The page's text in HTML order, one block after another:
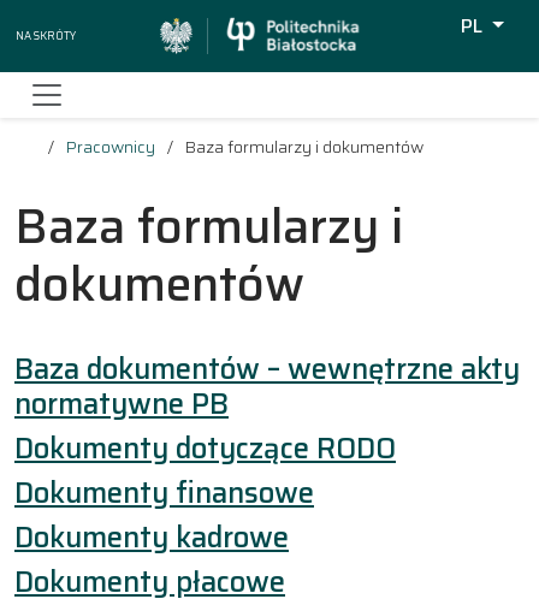
Na skróty
PL
Pracownicy Baza formularzy i dokumentów
Baza formularzy i
dokumentów
Baza dokumentów – wewnętrzne akty
normatywne PB
Dokumenty dotyczące RODO
Dokumenty finansowe
Dokumenty kadrowe
Dokumenty płacowe